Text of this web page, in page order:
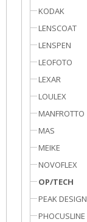
KODAK
LENSCOAT
LENSPEN
LEOFOTO
LEXAR
LOULEX
MANFROTTO
MAS
MEIKE
NOVOFLEX
OP/TECH
PEAK DESIGN
PHOCUSLINE